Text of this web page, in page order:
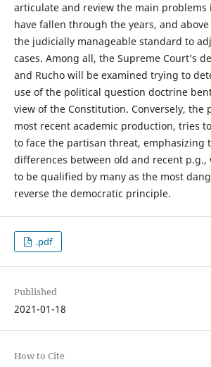
articulate and review the main problems
have fallen through the years, and
the judicially manageable standard to
cases. Among all, the Supreme Court’s
and Rucho will be examined trying to
use of the political question doctrine
view of the Constitution. Conversely, the
most recent academic production, tries
to face the partisan threat, emphasizing
differences between old and recent
to be qualified by many as the most
reverse the democratic principle.
.pdf
Published
2021-01-18
How to Cite